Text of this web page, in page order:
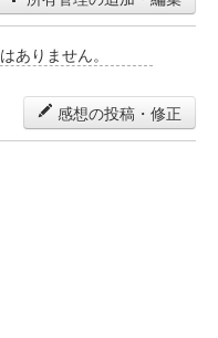
ありません。
感想の投稿・修正